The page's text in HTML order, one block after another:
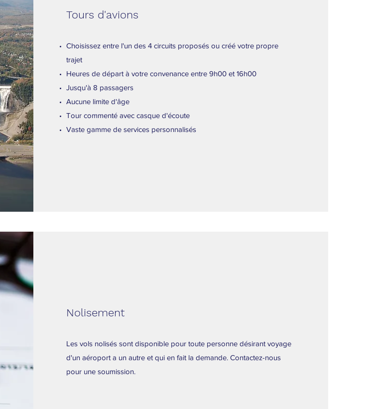
Tours d'avions
Choisissez entre l'un des 4 circuits proposés ou créé votre propre
trajet
Heures de départ à votre convenance entre 9h00 et 16h00
Jusqu'à 8 passagers
Aucune limite d'âge
Tour commenté avec casque d'écoute
Vaste gamme de services personnalisés
Nolisement
Les vols nolisés sont disponible pour toute personne désirant voyage
d'un aéroport a un autre et qui en fait la demande. Contactez-nous
pour une soumission.